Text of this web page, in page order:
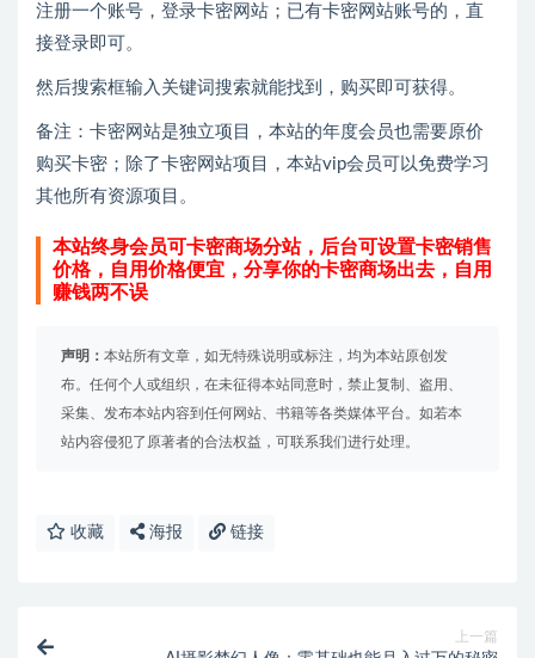
注册一个账号，登录卡密网站；已有卡密网站账号的，直
接登录即可。
然后搜索框输入关键词搜索就能找到，购买即可获得。
备注：卡密网站是独立项目，本站的年度会员也需要原价
购买卡密；除了卡密网站项目，本站vip会员可以免费学习
其他所有资源项目。
本站终身会员可卡密商场分站，后台可设置卡密销售
价格，自用价格便宜，分享你的卡密商场出去，自用
赚钱两不误
声明： 本站所有文章，如无特殊说明或标注，均为本站原创发
布。任何个人或组织，在未征得本站同意时，禁止复制、盗用、
采集、发布本站内容到任何网站、书籍等各类媒体平台。如若本
站内容侵犯了原著者的合法权益，可联系我们进行处理。
收藏 海报 链接
上一篇